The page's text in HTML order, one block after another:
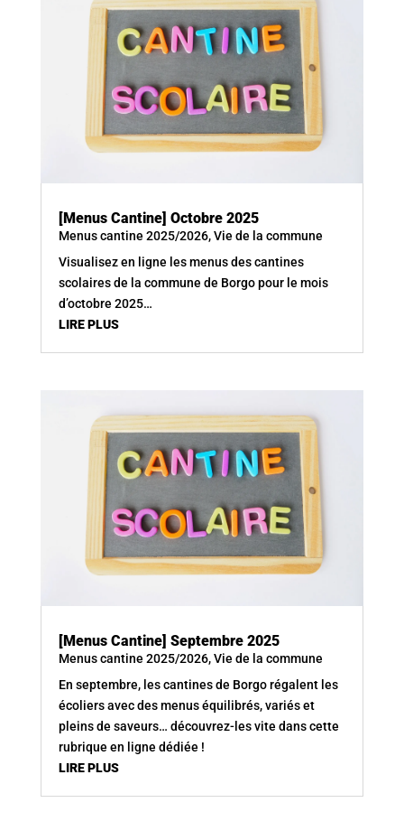
[Menus Cantine] Octobre 2025
Menus cantine 2025/2026,Vie de la commune
Visualisez en ligne les menus des cantines
scolaires de la commune de Borgo pour le mois
d’octobre 2025…
LIRE PLUS
[Menus Cantine] Septembre 2025
Menus cantine 2025/2026,Vie de la commune
En septembre, les cantines de Borgo régalent les
écoliers avec des menus équilibrés, variés et
pleins de saveurs… découvrez-les vite dans cette
rubrique en ligne dédiée !
LIRE PLUS